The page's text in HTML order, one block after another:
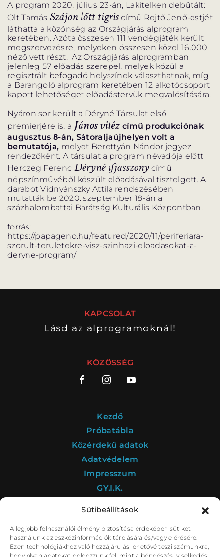
Sütibeállítások
A legjobb felhasználói élmény biztosítása érdekében sütiket
használunk az eszközinformációk tárolására és/vagy elérésére.
Ezen technológiákhoz való hozzájárulás lehetővé teszi számunkra,
hogy olyan adatokat dolgozzunk fel, mint a böngészési viselkedés
A program 2020. július 23-án, Lakitelken debütált:
Olt Tamás Szájon lőtt tigriscímű Rejtő Jenő-estjét
láthatta a közönség az Országjárás alprogram
keretében. Azóta összesen 111 vendégjáték került
megszervezésre, melyeken összesen közel 16.000
néző vett részt. Az Országjárás alprogramban
jelenleg 57 előadás szerepel, melyek közül a
regisztrált befogadó helyszínek választhatnak, míg
a Barangoló alprogram keretében 12 alkotócsoport
kapott lehetőséget előadástervük megvalósítására.
Nyáron sor került a Déryné Társulat első
premierjére is, a János vitézcímű produkciónak
augusztus 8-án, Sátoraljaújhelyen volt a
bemutatója, melyet Berettyán Nándor jegyez
rendezőként. A társulat a program névadója előtt
Herczeg Ferenc Déryné ifjasszonycímű
népszínművéből készült előadásával tisztelgett. A
darabot Vidnyánszky Attila rendezésében
mutatták be 2020. szeptember 18-án a
százhalombattai Barátság Kulturális Központban.
forrás:
https://papageno.hu/featured/2020/11/periferiara-
szorult-teruletekre-visz-szinhazi-eloadasokat-a-
deryne-program/
KAPCSOLAT
Lásd az alprogramoknál!
KÖZÖSSÉG
Kezdő
Próbatábla
Közérdekű adatok
Adatvédelem
Impresszum
GY.I.K.
A Déryné Program kultúrstratégiai intézménye a
Nemzeti Színház.